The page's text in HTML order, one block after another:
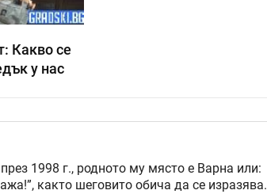
Какво се
у нас
1998 г., родното му място е Варна или:
както шеговито обича да се изразява.